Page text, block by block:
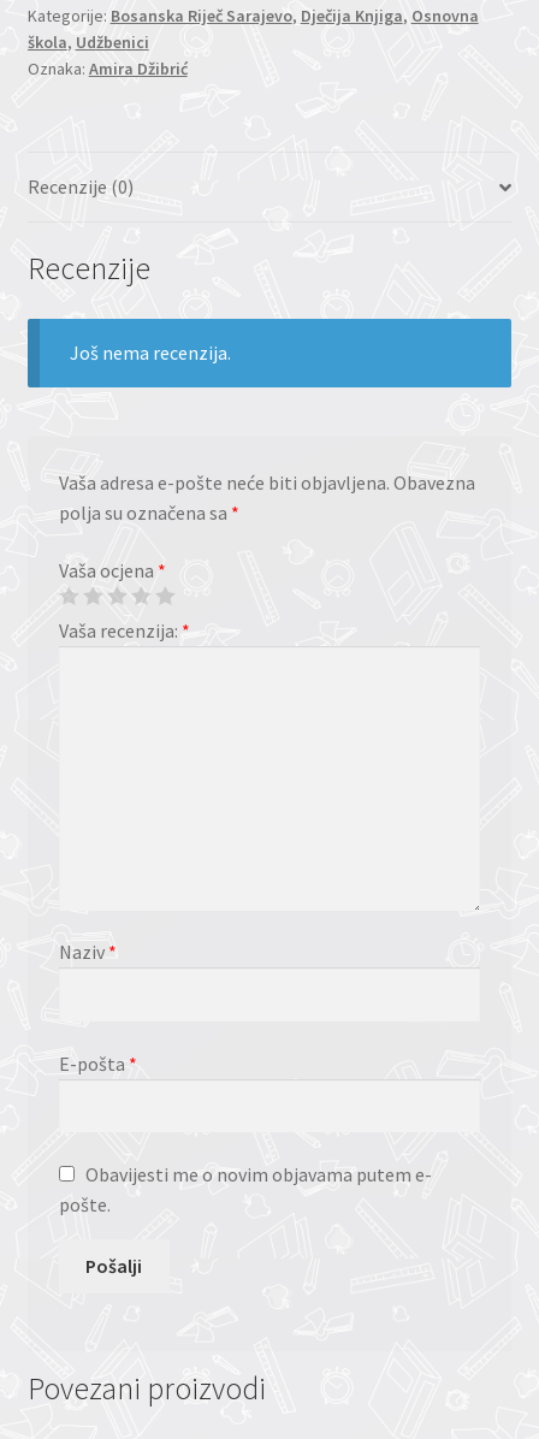
radna
sveska
količina
Kategorije: Bosanska Riječ Sarajevo, Dječija Knjiga, Osnovna
škola, Udžbenici
Oznaka: Amira Džibrić
Recenzije (0)
Recenzije
Još nema recenzija.
Vaša adresa e-pošte neće biti objavljena. Obavezna
polja su označena sa *
Vaša ocjena *
Vaša recenzija: *
Naziv *
E-pošta *
Obavijesti me o novim objavama putem e-
pošte.
Povezani proizvodi